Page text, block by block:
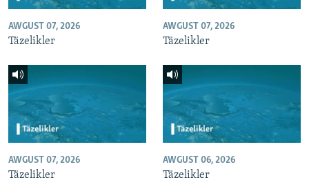
AWGUST 07, 2026
Täzelikler
AWGUST 07, 2026
Täzelikler
AWGUST 07, 2026
Täzelikler
AWGUST 06, 2026
Täzelikler